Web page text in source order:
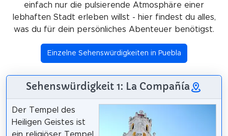
einfach nur die pulsierende Atmosphäre einer
lebhaften Stadt erleben willst - hier findest du alles,
was du für dein persönliches Abenteuer benötigst.
Einzelne Sehenswürdigkeiten in Puebla
Sehenswürdigkeit 1: La Compañía
Der Tempel des
Heiligen Geistes ist
ein religiöser Tempel